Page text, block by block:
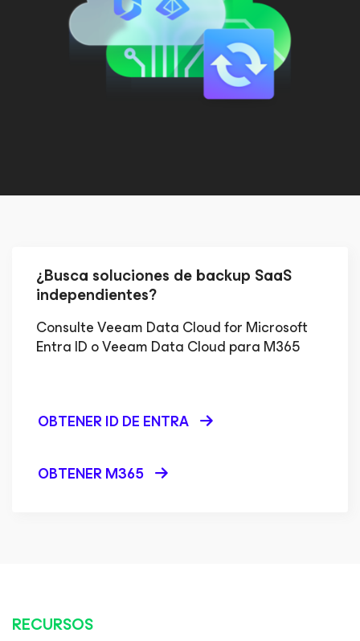
¿Busca soluciones de backup SaaS
independientes?
Consulte Veeam Data Cloud for Microsoft
Entra ID o Veeam Data Cloud para M365
OBTENER ID DE ENTRA
OBTENER M365
RECURSOS